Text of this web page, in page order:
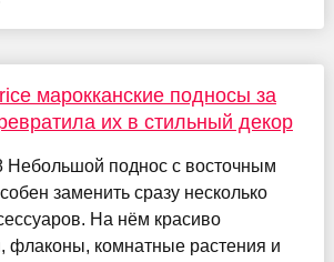
марокканские подносы за
их в стильный декор
Небольшой поднос с восточным
заменить сразу несколько
На нём красиво
флаконы, комнатные растения и